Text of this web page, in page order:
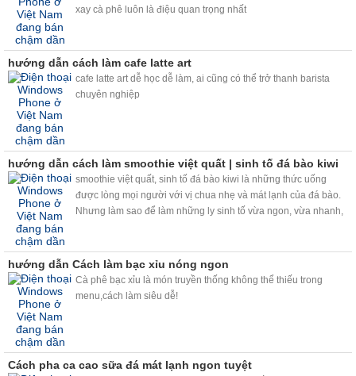
xay cà phê luôn là điệu quan trọng nhất
hướng dẫn cách làm cafe latte art
cafe latte art dễ học dễ làm, ai cũng có thể trở thanh barista
chuyên nghiệp
hướng dẫn cách làm smoothie việt quất | sinh tố đá bào kiwi
smoothie việt quất, sinh tố đá bào kiwi là những thức uống
được lòng mọi người với vị chua nhẹ và mát lạnh của đá bào.
Nhưng làm sao để làm những ly sinh tố vừa ngon, vừa nhanh,
hướng dẫn Cách làm bạc xỉu nóng ngon
Cà phê bạc xỉu là món truyền thống không thể thiếu trong
menu,cách làm siêu dễ!
Cách pha ca cao sữa đá mát lạnh ngon tuyệt